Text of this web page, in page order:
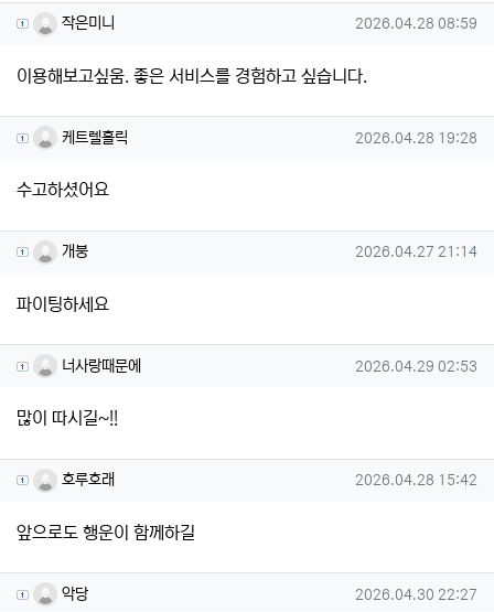
작은미니님의 댓글
작은미니 작성일
2026.04.28 08:59
이용해보고싶움. 좋은 서비스를 경험하고 싶습니다.
케트렐홀릭님의 댓글
케트렐홀릭 작성일
2026.04.28 19:28
수고하셨어요
개붕님의 댓글
개붕 작성일
2026.04.27 21:14
파이팅하세요
너사랑때문에님의 댓글
너사랑때문에 작성일
2026.04.29 02:53
많이 따시길~!!
호루호래님의 댓글
호루호래 작성일
2026.04.28 15:42
앞으로도 행운이 함께하길
악당님의 댓글
악당 작성일
2026.04.30 22:27